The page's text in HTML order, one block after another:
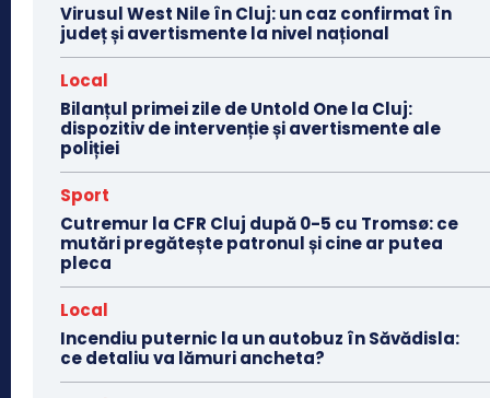
Virusul West Nile în Cluj: un caz confirmat în
județ și avertismente la nivel național
Local
Bilanțul primei zile de Untold One la Cluj:
dispozitiv de intervenție și avertismente ale
poliției
Sport
Cutremur la CFR Cluj după 0-5 cu Tromsø: ce
mutări pregătește patronul și cine ar putea
pleca
Local
Incendiu puternic la un autobuz în Săvădisla:
ce detaliu va lămuri ancheta?